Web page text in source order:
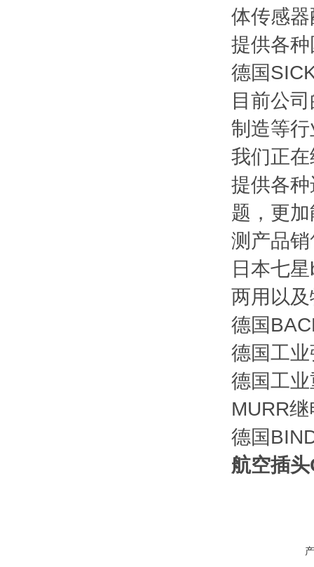
体传感
提供各
德国
目前公
制造等
我们正
提供各
题，更
测产品
日本七
两用以
德国
德国工
德国工
MURR
德国
航空插